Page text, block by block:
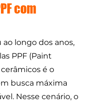
com
longo dos anos,
PPF (Paint
é o
busca máxima
Nesse cenário, o